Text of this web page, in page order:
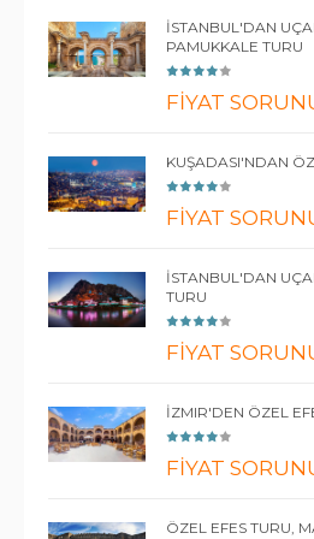
İSTANBUL'DAN
PAMUKKALE TURU
FİYAT
KUŞADASI'NDAN
FİYAT
İSTANBUL'DAN
TURU
FİYAT
İZMIR'DEN ÖZEL
FİYAT
ÖZEL EFES TURU,